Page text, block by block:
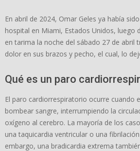
En abril de 2024, Omar Geles ya había
hospital en Miami, Estados Unidos, luego
en tarima la noche del sábado 27 de abril
dolor en sus brazos y pecho, el cual, lo
Qué es un paro
El paro cardiorrespiratorio ocurre cuando
bombear sangre, interrumpiendo la
oxígeno al cerebro. La mayoría de los
una taquicardia ventricular o una
embargo, una bradicardia extrema